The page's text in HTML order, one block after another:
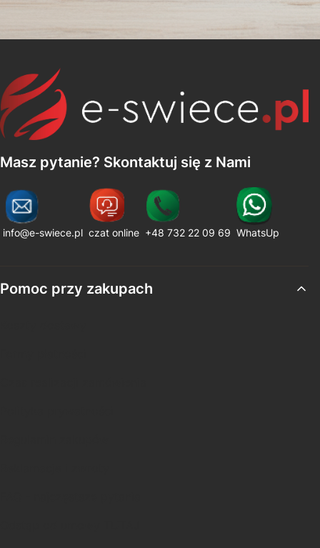
Masz pytanie? Skontaktuj się z Nami
info@e-swiece.pl czat online +48 732 22 09 69 WhatsUp
Linki w stopce
Pomoc przy zakupach